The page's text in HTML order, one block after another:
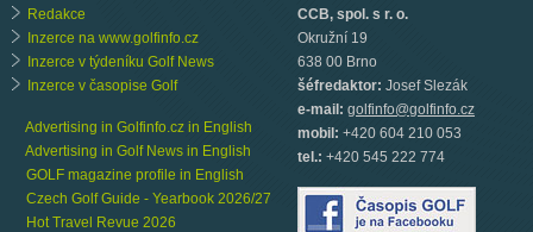
Redakce
Inzerce na www.golfinfo.cz
Inzerce v týdeníku Golf News
Inzerce v časopise Golf
Advertising in Golfinfo.cz in English
Advertising in Golf News in English
GOLF magazine profile in English
Czech Golf Guide - Yearbook 2026/27
Hot Travel Revue 2026
CCB, spol. s r. o.
Okružní 19
638 00 Brno
šéfredaktor: Josef Slezák
e-mail: golfinfo@golfinfo.cz
mobil: +420 604 210 053
tel.: +420 545 222 774